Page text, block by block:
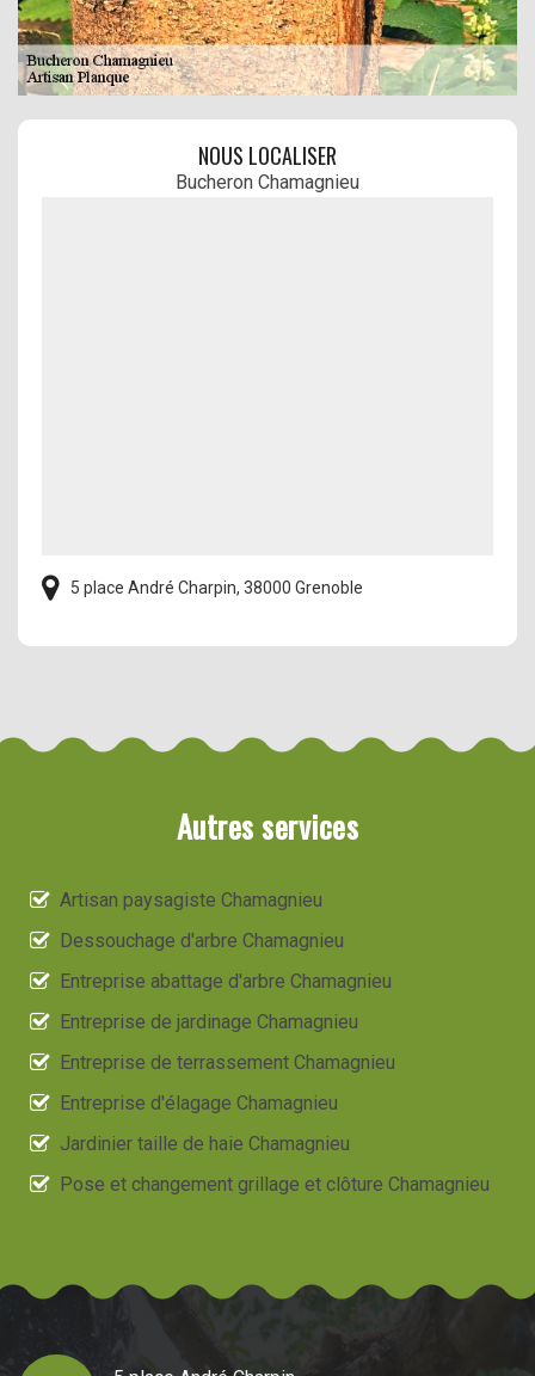
NOUS LOCALISER
Bucheron Chamagnieu
5 place André Charpin, 38000 Grenoble
Autres services
Artisan paysagiste Chamagnieu
Dessouchage d'arbre Chamagnieu
Entreprise abattage d'arbre Chamagnieu
Entreprise de jardinage Chamagnieu
Entreprise de terrassement Chamagnieu
Entreprise d'élagage Chamagnieu
Jardinier taille de haie Chamagnieu
Pose et changement grillage et clôture Chamagnieu